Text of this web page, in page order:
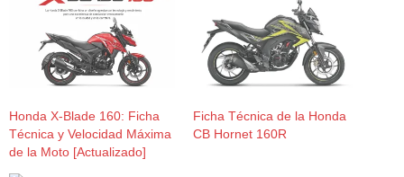
Honda X-Blade 160: Ficha
Técnica y Velocidad Máxima
de la Moto [Actualizado]
Ficha Técnica de la Honda
CB Hornet 160R